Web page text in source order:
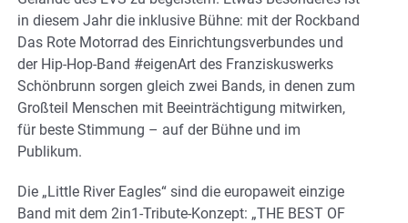
in diesem Jahr die inklusive Bühne: mit der Rockband
Das Rote Motorrad des Einrichtungsverbundes und
der Hip-Hop-Band #eigenArt des Franziskuswerks
Schönbrunn sorgen gleich zwei Bands, in denen zum
Großteil Menschen mit Beeinträchtigung mitwirken,
für beste Stimmung – auf der Bühne und im
Publikum.
Die „Little River Eagles“ sind die europaweit einzige
Band mit dem 2in1-Tribute-Konzept: „THE BEST OF